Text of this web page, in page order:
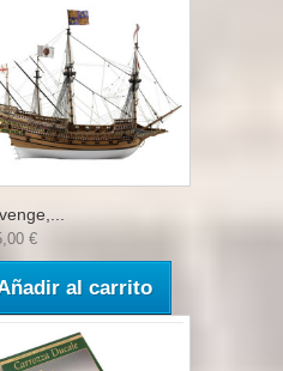
€
al carrito